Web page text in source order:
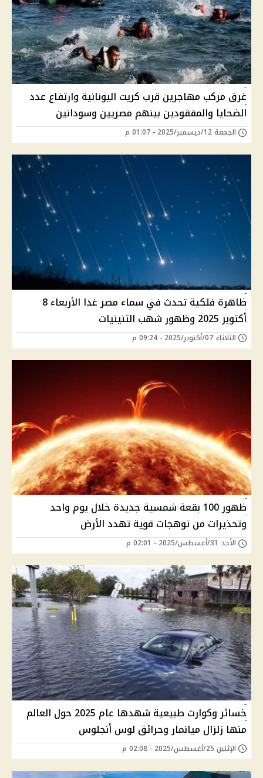
غرق مركب مهاجرين قرب كريت اليونانية وارتفاع عدد
الضحايا والمفقودين بينهم مصريين وسودانين
الجمعة 12/ديسمبر/2025 - 01:07 م
ظاهرة فلكية تحدث في سماء مصر غدا الأربعاء 8
أكتوبر 2025 وظهور شهب التنينيات
الثلاثاء 07/أكتوبر/2025 - 09:24 م
ظهور 100 بقعة شمسية جديدة خلال يوم واحد
وتحذيرات من توهجات قوية تهدد الأرض
الأحد 31/أغسطس/2025 - 02:01 م
خسائر وكوارث طبيعية شهدها عام 2025 حول العالم
منها زلزال ميانمار وحرائق لوس أنجلوس
الإثنين 25/أغسطس/2025 - 02:08 م